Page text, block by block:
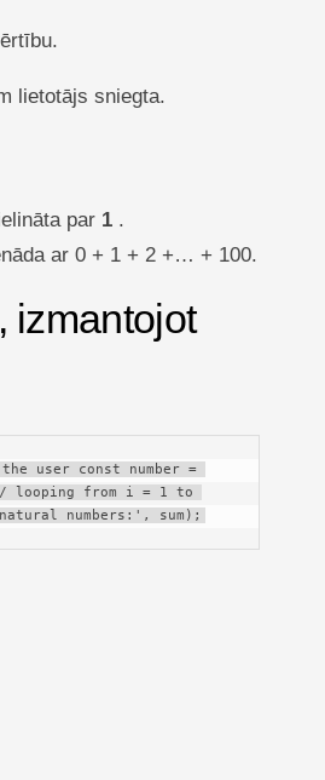
lietotājs sniegta.
par 1.
ar 0 + 1 + 2 +… + 100.
izmantojot
user const number =
looping from i = 1 to
numbers:', sum);